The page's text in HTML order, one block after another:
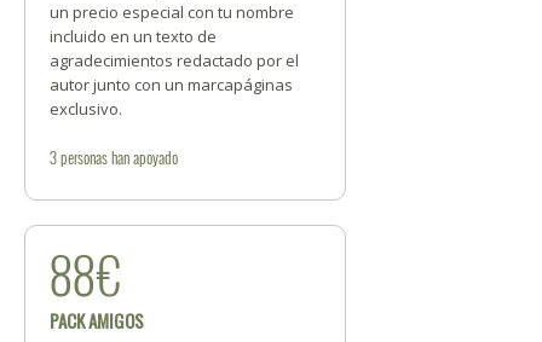
un precio especial con tu nombre
incluido en un texto de
agradecimientos redactado por el
autor junto con un marcapáginas
exclusivo.
3personashan apoyado
88€
PACK AMIGOS